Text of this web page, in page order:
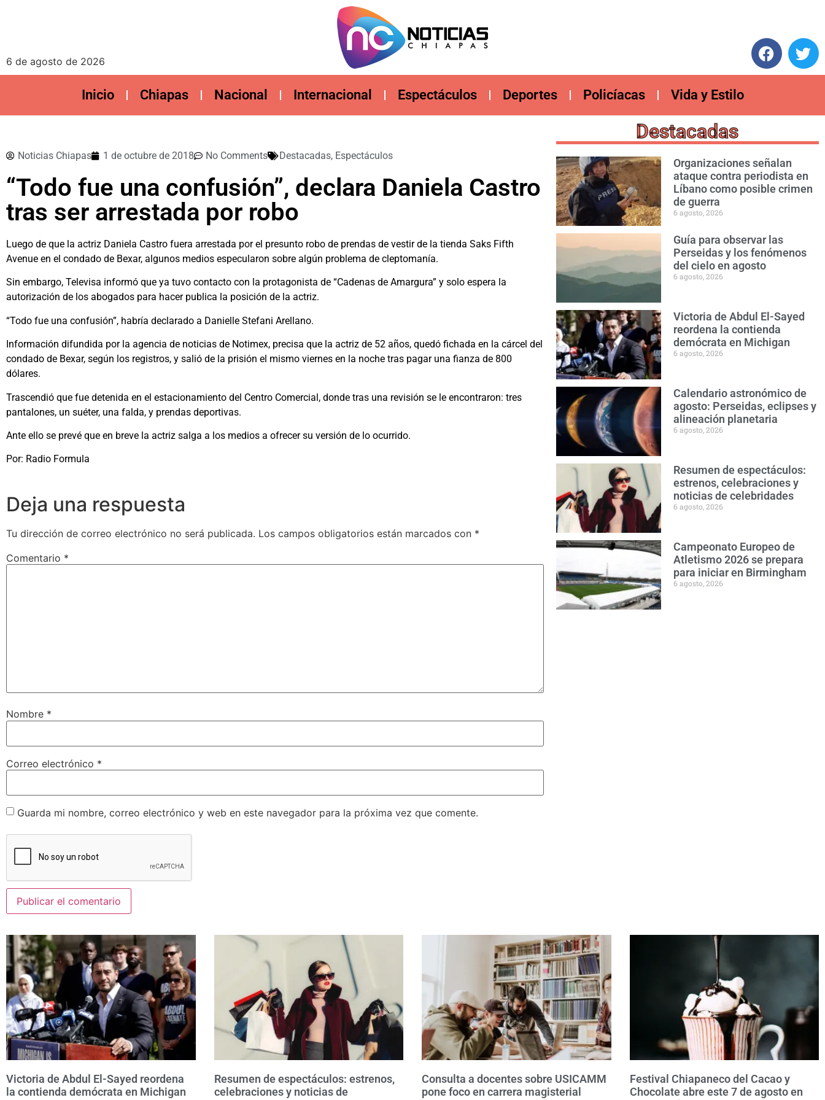
6 de agosto de 2026
Inicio Chiapas Nacional Internacional Espectáculos Deportes Policíacas Vida y Estilo
Noticias Chiapas 1 de octubre de 2018 No Comments Destacadas, Espectáculos
“Todo fue una confusión”, declara Daniela Castro
tras ser arrestada por robo
Luego de que la actriz Daniela Castro fuera arrestada por el presunto robo de prendas de vestir de la tienda Saks Fifth
Avenue en el condado de Bexar, algunos medios especularon sobre algún problema de cleptomanía.
Sin embargo, Televisa informó que ya tuvo contacto con la protagonista de “Cadenas de Amargura” y solo espera la
autorización de los abogados para hacer publica la posición de la actriz.
“Todo fue una confusión”, habría declarado a Danielle Stefani Arellano.
Información difundida por la agencia de noticias de Notimex, precisa que la actriz de 52 años, quedó fichada en la cárcel del
condado de Bexar, según los registros, y salió de la prisión el mismo viernes en la noche tras pagar una fianza de 800
dólares.
Trascendió que fue detenida en el estacionamiento del Centro Comercial, donde tras una revisión se le encontraron: tres
pantalones, un suéter, una falda, y prendas deportivas.
Ante ello se prevé que en breve la actriz salga a los medios a ofrecer su versión de lo ocurrido.
Por: Radio Formula
Deja una respuesta
Tu dirección de correo electrónico no será publicada. Los campos obligatorios están marcados con *
Comentario *
Nombre *
Correo electrónico *
Guarda mi nombre, correo electrónico y web en este navegador para la próxima vez que comente.
Destacadas
Organizaciones señalan
ataque contra periodista en
Líbano como posible crimen
de guerra
6 agosto, 2026
Guía para observar las
Perseidas y los fenómenos
del cielo en agosto
6 agosto, 2026
Victoria de Abdul El-Sayed
reordena la contienda
demócrata en Michigan
6 agosto, 2026
Calendario astronómico de
agosto: Perseidas, eclipses y
alineación planetaria
6 agosto, 2026
Resumen de espectáculos:
estrenos, celebraciones y
noticias de celebridades
6 agosto, 2026
Campeonato Europeo de
Atletismo 2026 se prepara
para iniciar en Birmingham
6 agosto, 2026
Victoria de Abdul El-Sayed reordena
la contienda demócrata en Michigan
Resumen de espectáculos: estrenos,
celebraciones y noticias de
Consulta a docentes sobre USICAMM
pone foco en carrera magisterial
Festival Chiapaneco del Cacao y
Chocolate abre este 7 de agosto en